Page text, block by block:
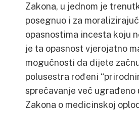
Zakona, u jednom je
posegnuo i za
opasnostima incesta koju
je ta opasnost vjerojatno
mogućnosti da dijete
polusestra rođeni
sprečavanje već ugrađeno
Zakona o medicinskoj